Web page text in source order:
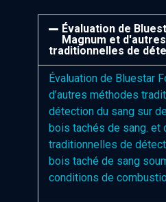
Évaluation de
Magnum et
traditionnelles de
Évaluation de Bluestar
d’autres méthodes
détection du sang sur
bois tachés de sang. et
traditionnelles de
bois taché de sang
conditions de